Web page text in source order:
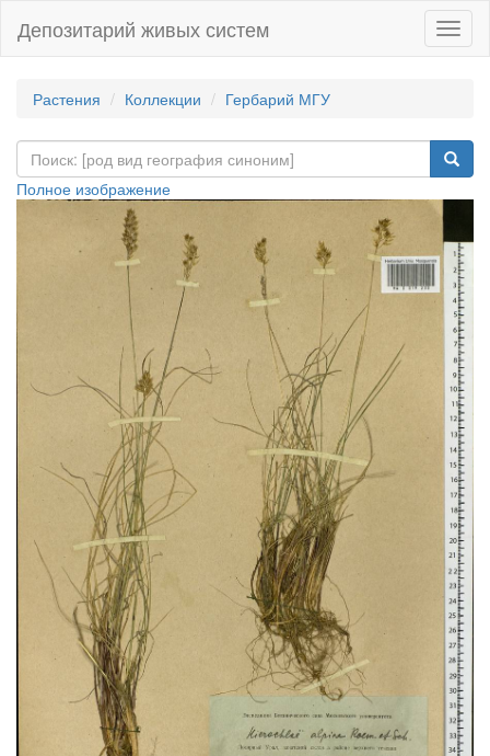
Депозитарий живых систем
Растения Коллекции Гербарий МГУ
Полное изображение